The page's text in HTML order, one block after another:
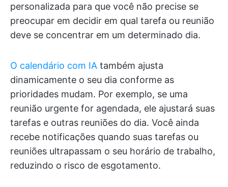
personalizada para que você não precise se
preocupar em decidir em qual tarefa ou reunião
deve se concentrar em um determinado dia.
O calendário com IA também ajusta
dinamicamente o seu dia conforme as
prioridades mudam. Por exemplo, se uma
reunião urgente for agendada, ele ajustará suas
tarefas e outras reuniões do dia. Você ainda
recebe notificações quando suas tarefas ou
reuniões ultrapassam o seu horário de trabalho,
reduzindo o risco de esgotamento.